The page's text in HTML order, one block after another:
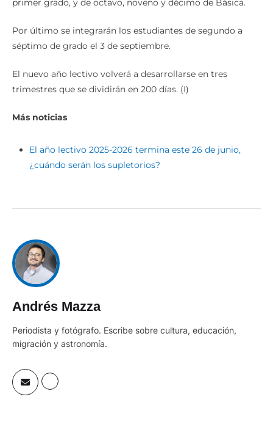
primer grado, y de octavo, noveno y décimo de Básica.
Por último se integrarán los estudiantes de segundo a
séptimo de grado el 3 de septiembre.
El nuevo año lectivo volverá a desarrollarse en tres
trimestres que se dividirán en 200 días. (I)
Más noticias
El año lectivo 2025-2026 termina este 26 de junio,
¿cuándo serán los supletorios?
Andrés Mazza
Periodista y fotógrafo. Escribe sobre cultura, educación,
migración y astronomía.